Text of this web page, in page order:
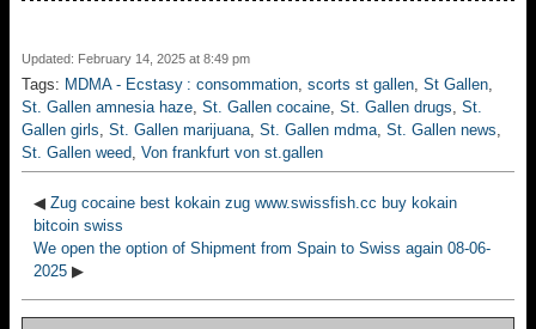
Updated: February 14, 2025 at 8:49 pm
Tags: MDMA - Ecstasy : consommation, scorts st gallen, St Gallen,
St. Gallen amnesia haze, St. Gallen cocaine, St. Gallen drugs, St.
Gallen girls, St. Gallen marijuana, St. Gallen mdma, St. Gallen news,
St. Gallen weed, Von frankfurt von st.gallen
◀ Zug cocaine best kokain zug www.swissfish.cc buy kokain
bitcoin swiss
We open the option of Shipment from Spain to Swiss again 08-06-
2025 ▶